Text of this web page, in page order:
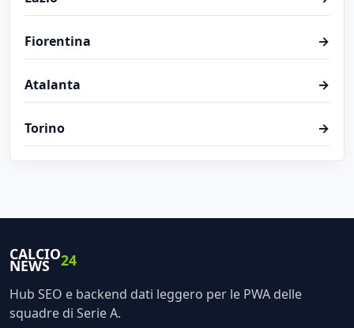
Fiorentina →
Atalanta →
Torino →
CALCIO
NEWS 24
Hub SEO e backend dati leggero per le PWA delle
squadre di Serie A.